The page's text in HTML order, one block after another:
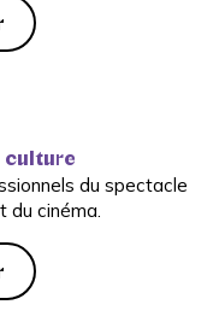
culture
du spectacle
du cinéma.